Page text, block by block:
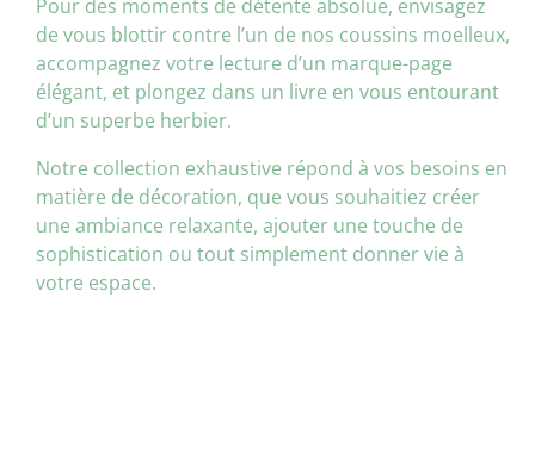
Pour des moments de détente absolue, envisagez
de vous blottir contre l’un de nos coussins moelleux,
accompagnez votre lecture d’un marque-page
élégant, et plongez dans un livre en vous entourant
d’un superbe herbier.
Notre collection exhaustive répond à vos besoins en
matière de décoration, que vous souhaitiez créer
une ambiance relaxante, ajouter une touche de
sophistication ou tout simplement donner vie à
votre espace.